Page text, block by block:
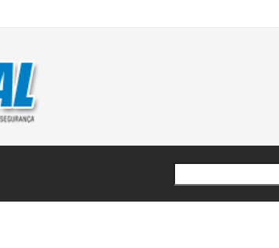
do Sul na maior campanha humanitária já